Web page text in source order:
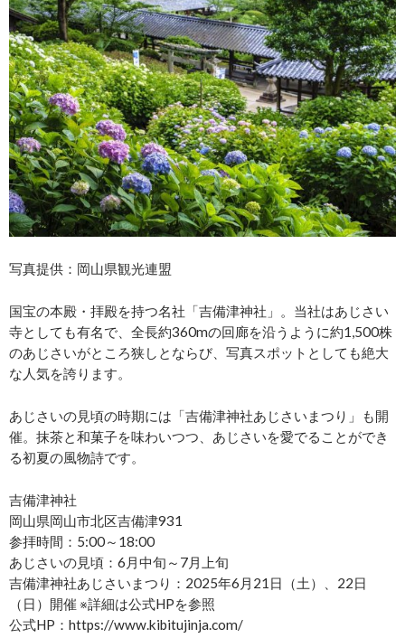
写真提供：岡山県観光連盟
国宝の本殿・拝殿を持つ名社「吉備津神社」。当社はあじさい
寺としても有名で、全長約360mの回廊を沿うように約1,500株
のあじさいがところ狭しとならび、写真スポットとしても絶大
な人気を誇ります。
あじさいの見頃の時期には「吉備津神社あじさいまつり」も開
催。抹茶と和菓子を味わいつつ、あじさいを愛でることができ
る初夏の風物詩です。
吉備津神社
岡山県岡山市北区吉備津931
参拝時間：5:00～18:00
あじさいの見頃：6月中旬～7月上旬
吉備津神社あじさいまつり：2025年6月21日（土）、22日
（日）開催 ※詳細は公式HPを参照
公式HP：https://www.kibitujinja.com/